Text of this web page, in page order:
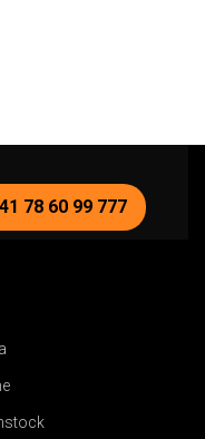
78 60 99 777